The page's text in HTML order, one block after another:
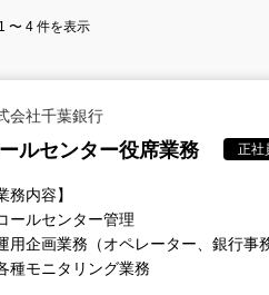
1 〜 4 件を表示
会社千葉銀行
ルセンター役席業務 正社
務内容】
ールセンター管理
用企画業務（オペレーター、銀行事
種モニタリング業務